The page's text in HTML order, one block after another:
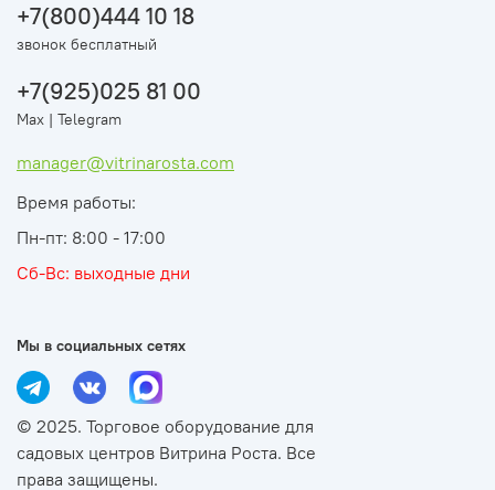
+7(800)444 10 18
звонок бесплатный
+7(925)025 81 00
Max | Telegram
manager@vitrinarosta.com
Время работы:
Пн-пт: 8:00 - 17:00
Сб-Вс: выходные дни
Мы в социальных сетях
© 2025. Торговое оборудование для
садовых центров Витрина Роста. Все
права защищены.